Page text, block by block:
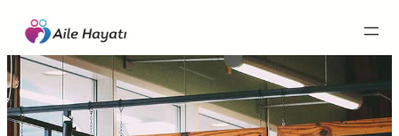
İçeriğe
geç